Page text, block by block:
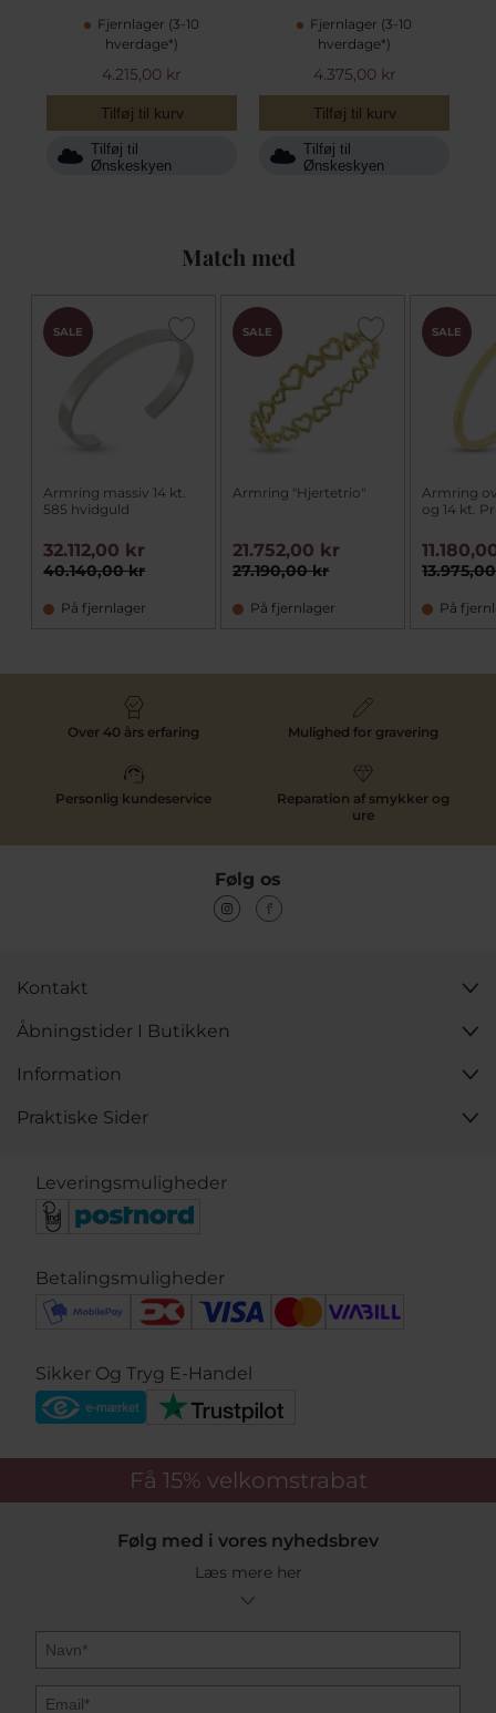
Fjernlager (3-10
hverdage*)
4.215,00 kr
Tilføj til kurv
Tilføj til
Ønskeskyen
Fjernlager (3-10
hverdage*)
4.375,00 kr
Tilføj til kurv
Tilføj til
Ønskeskyen
Match med
SALE
Armring massiv 14 kt.
585 hvidguld
40.140,00 kr
32.112,00 kr
På fjernlager
SALE
Armring "Hjertetrio"
27.190,00 kr
21.752,00 kr
På fjernlager
SALE
Armring
og 14 kt.
På
Over 40 års erfaring Mulighed for gravering
Personlig kundeservice
Reparation af smykker og
ure
Følg os
Kontakt
Åbningstider I Butikken
Information
Praktiske Sider
Leveringsmuligheder
Betalingsmuligheder
Sikker Og Tryg E-Handel
Få 15% velkomstrabat
Følg med i vores nyhedsbrev
Læs mere her